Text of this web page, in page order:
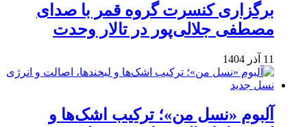
برگزاری کنسرت گروه قمر با صدای
مصطفی جلالی‌پور در تالار وحدت
11 آذر 1404
آلبوم «نسل من»؛ ترکیب اشک‌ها و